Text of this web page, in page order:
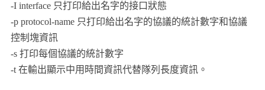
-I interface 只打印給出名字的接口狀態
-p protocol-name 只打印給出名字的協議的統計數字和協議
控制塊資訊
-s 打印每個協議的統計數字
-t 在輸出顯示中用時間資訊代替隊列長度資訊。